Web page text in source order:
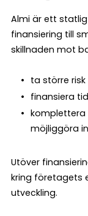
Almi är ett
finansiering till
skillnaden mot
ta större risk
finansiera
komplettera
möjliggöra
Utöver
kring företagets
utveckling.